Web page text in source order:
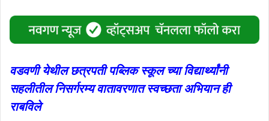
वडवणी येथील छत्रपती पब्लिक स्कूल च्या विद्यार्थ्यांनी
सहलीतील निसर्गरम्य वातावरणात स्वच्छता अभियान ही
राबविले